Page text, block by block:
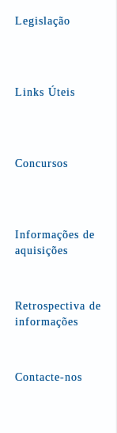
Legislação
Links Úteis
Concursos
Informações de
aquisições
Retrospectiva de
informações
Contacte-nos